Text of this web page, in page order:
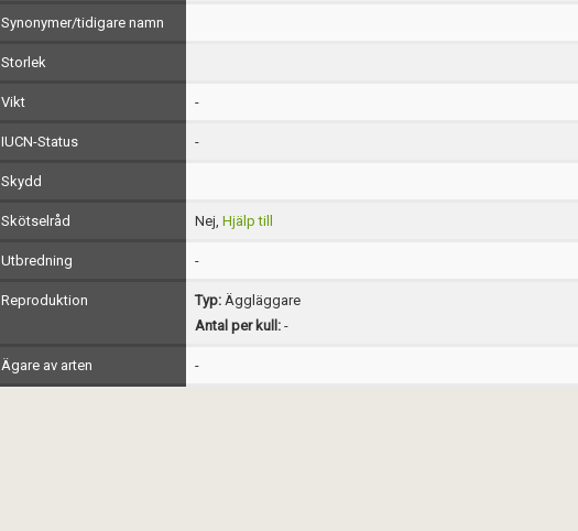
Synonymer/tidigare namn
Storlek
Vikt -
IUCN-Status -
Skydd
Skötselråd Nej, Hjälp till
Utbredning -
Reproduktion Typ:Äggläggare
Antal per kull:-
Ägare av arten -